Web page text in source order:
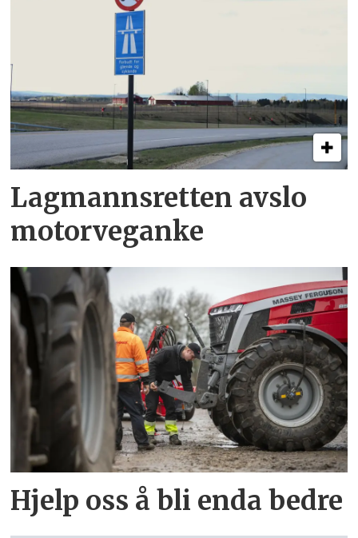
Lagmannsretten avslo
motorveganke
Hjelp oss å bli enda bedre